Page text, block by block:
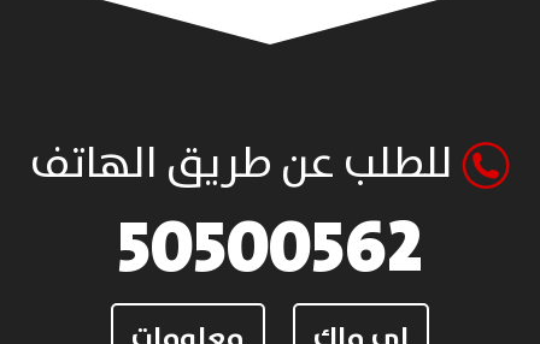
للطلب عن طريق الهاتف
50500562